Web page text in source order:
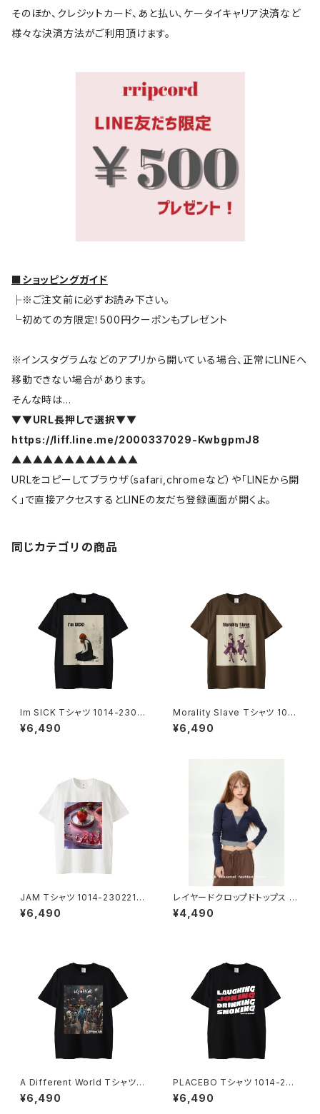
そのほか、クレジットカード、あと払い、ケータイキャリア決済など
様々な決済方法がご利用頂けます。
■ショッピングガイド
├※ご注文前に必ずお読み下さい。
└初めての方限定！500円クーポンもプレゼント
※インスタグラムなどのアプリから開いている場合、正常にLINEへ
移動できない場合があります。
そんな時は…
▼▼URL長押しで選択▼▼
https://liff.line.me/2000337029-KwbgpmJ8
▲▲▲▲▲▲▲▲▲▲▲▲
URLをコピーしてブラウザ（safari,chromeなど）や「LINEから開
く」で直接アクセスするとLINEの友だち登録画面が開くよ。
同じカテゴリの商品
Im SICK Tシャツ 1014-2302
21232
¥6,490
Morality Slave Tシャツ 1014
-230221229
¥6,490
JAM Tシャツ 1014-2302212
25
¥6,490
レイヤードクロップドトップス 10
13-240905015
¥4,490
A Different World Tシャツ 1
014-230221222
¥6,490
PLACEBO Tシャツ 1014-230
221209
¥6,490